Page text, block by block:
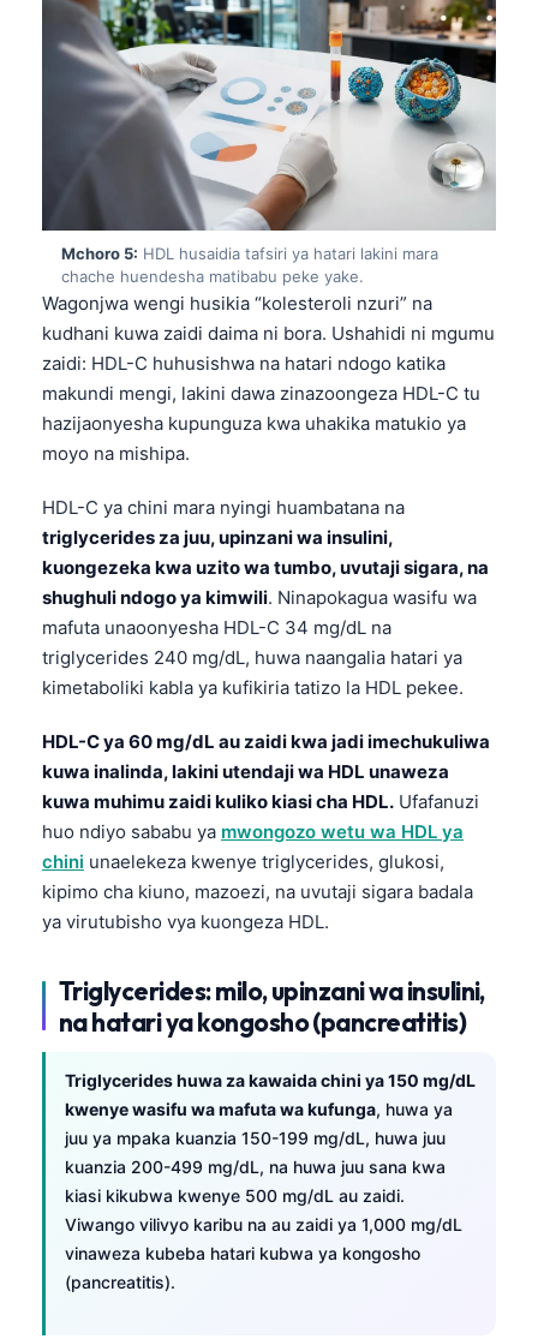
Mchoro 5: HDL husaidia tafsiri ya hatari lakini mara
chache huendesha matibabu peke yake.
Wagonjwa wengi husikia “kolesteroli nzuri” na
kudhani kuwa zaidi daima ni bora. Ushahidi ni mgumu
zaidi: HDL-C huhusishwa na hatari ndogo katika
makundi mengi, lakini dawa zinazoongeza HDL-C tu
hazijaonyesha kupunguza kwa uhakika matukio ya
moyo na mishipa.
HDL-C ya chini mara nyingi huambatana na
triglycerides za juu, upinzani wa insulini,
kuongezeka kwa uzito wa tumbo, uvutaji sigara, na
shughuli ndogo ya kimwili. Ninapokagua wasifu wa
mafuta unaoonyesha HDL-C 34 mg/dL na
triglycerides 240 mg/dL, huwa naangalia hatari ya
kimetaboliki kabla ya kufikiria tatizo la HDL pekee.
HDL-C ya 60 mg/dL au zaidi kwa jadi imechukuliwa
kuwa inalinda, lakini utendaji wa HDL unaweza
kuwa muhimu zaidi kuliko kiasi cha HDL. Ufafanuzi
huo ndiyo sababu ya mwongozo wetu wa HDL ya
chini unaelekeza kwenye triglycerides, glukosi,
kipimo cha kiuno, mazoezi, na uvutaji sigara badala
ya virutubisho vya kuongeza HDL.
Triglycerides: milo, upinzani wa insulini,
na hatari ya kongosho (pancreatitis)
Triglycerides huwa za kawaida chini ya 150 mg/dL
kwenye wasifu wa mafuta wa kufunga, huwa ya
juu ya mpaka kuanzia 150-199 mg/dL, huwa juu
kuanzia 200-499 mg/dL, na huwa juu sana kwa
kiasi kikubwa kwenye 500 mg/dL au zaidi.
Viwango vilivyo karibu na au zaidi ya 1,000 mg/dL
vinaweza kubeba hatari kubwa ya kongosho
(pancreatitis).
Кыргызча
Татар теле
Беларуская мова
Esperanto
Norsk bokmål